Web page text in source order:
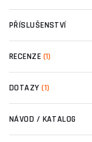
PŘÍSLUŠENSTVÍ
RECENZE (1)
DOTAZY(1)
NÁVOD / KATALOG